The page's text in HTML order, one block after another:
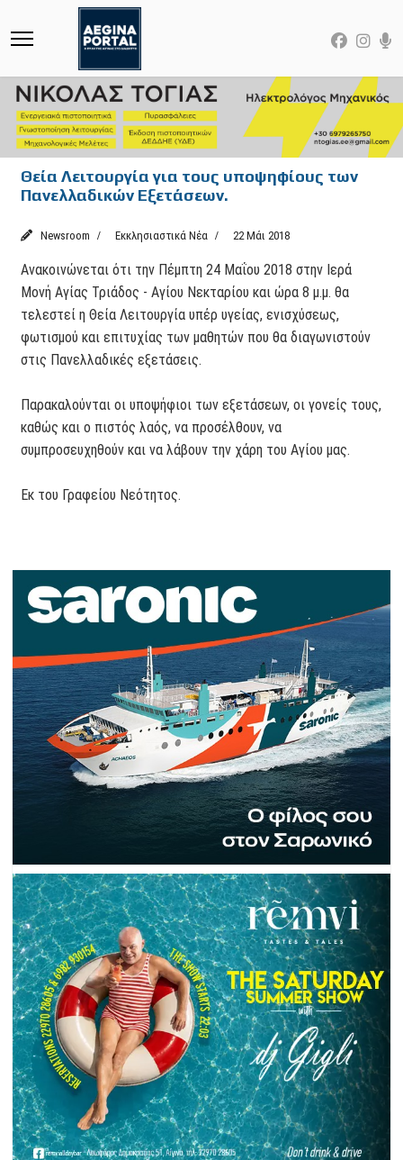
Θεία Λειτουργία για τους υποψηφίους των
Πανελλαδικών Εξετάσεων.
Newsroom Εκκλησιαστικά Νέα 22 Μάι 2018
Ανακοινώνεται ότι την Πέμπτη 24 Μαΐου 2018 στην Ιερά
Μονή Αγίας Τριάδος - Αγίου Νεκταρίου και ώρα 8 μ.μ. θα
τελεστεί η Θεία Λειτουργία υπέρ υγείας, ενισχύσεως,
φωτισμού και επιτυχίας των μαθητών που θα διαγωνιστούν
στις Πανελλαδικές εξετάσεις.
Παρακαλούνται οι υποψήφιοι των εξετάσεων, οι γονείς τους,
καθώς και ο πιστός λαός, να προσέλθουν, να
συμπροσευχηθούν και να λάβουν την χάρη του Αγίου μας.
Εκ του Γραφείου Νεότητος.